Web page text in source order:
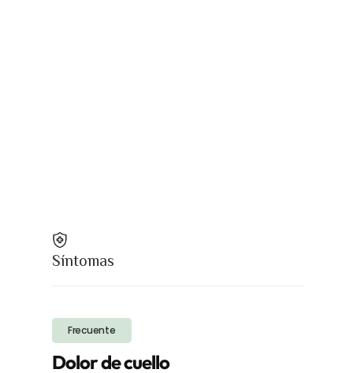
Síntomas
Frecuente
Dolor de cuello